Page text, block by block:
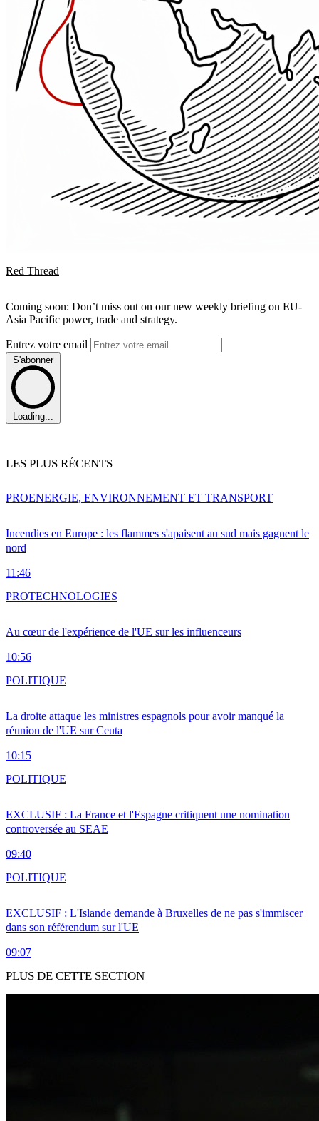
Red Thread
Coming soon: Don’t miss out on our new weekly briefing on EU-
Asia Pacific power, trade and strategy.
Entrez votre email
S'abonner
Loading...
LES PLUS RÉCENTS
Incendies en Europe : les flammes s'apaisent au sud mais gagnent le
nord
11:46
PROENERGIE, ENVIRONNEMENT ET TRANSPORT
Au cœur de l'expérience de l'UE sur les influenceurs
10:56
PROTECHNOLOGIES
La droite attaque les ministres espagnols pour avoir manqué la
réunion de l'UE sur Ceuta
10:15
POLITIQUE
EXCLUSIF : La France et l'Espagne critiquent une nomination
controversée au SEAE
09:40
POLITIQUE
EXCLUSIF : L'Islande demande à Bruxelles de ne pas s'immiscer
dans son référendum sur l'UE
09:07
POLITIQUE
PLUS DE CETTE SECTION